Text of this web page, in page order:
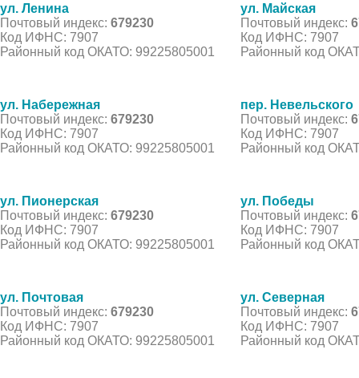
ул. Ленина
Почтовый индекс: 679230
Код ИФНС: 7907
Районный код ОКАТО: 99225805001
ул. Майская
Почтовый индекс:
Код ИФНС: 7907
Районный код
ул. Набережная
Почтовый индекс: 679230
Код ИФНС: 7907
Районный код ОКАТО: 99225805001
пер. Невельского
Почтовый индекс:
Код ИФНС: 7907
Районный код
ул. Пионерская
Почтовый индекс: 679230
Код ИФНС: 7907
Районный код ОКАТО: 99225805001
ул. Победы
Почтовый индекс:
Код ИФНС: 7907
Районный код
ул. Почтовая
Почтовый индекс: 679230
Код ИФНС: 7907
Районный код ОКАТО: 99225805001
ул. Северная
Почтовый индекс:
Код ИФНС: 7907
Районный код